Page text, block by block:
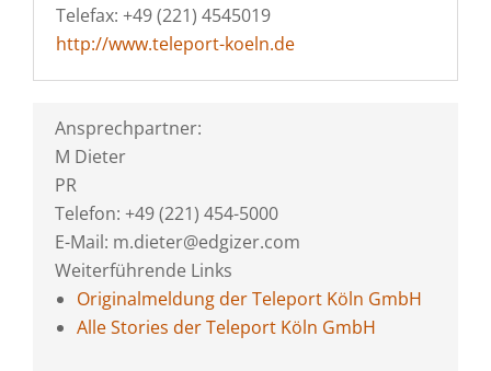
Telefax: +49 (221) 4545019
http://www.teleport-koeln.de
Ansprechpartner:
M Dieter
PR
Telefon: +49 (221) 454-5000
E-Mail: m.dieter@edgizer.com
Weiterführende Links
Originalmeldung der Teleport Köln GmbH
Alle Stories der Teleport Köln GmbH